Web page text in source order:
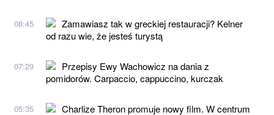
08:45
Zamawiasz tak w greckiej restauracji? Kelner
od razu wie, że jesteś turystą
07:29
Przepisy Ewy Wachowicz na dania z
pomidorów. Carpaccio, cappuccino, kurczak
05:35
Charlize Theron promuje nowy film. W centrum